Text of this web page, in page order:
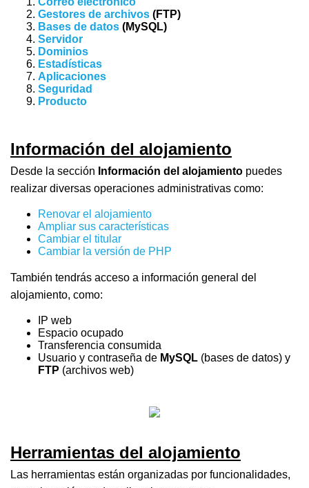
Gestores de archivos (FTP)
Bases de datos (MySQL)
Servidor
Dominios
Estadísticas
Aplicaciones
Seguridad
Producto
Información del alojamiento
Desde la sección Información del alojamiento puedes
realizar diversas operaciones administrativas como:
Renovar el alojamiento
Ampliar sus características
Cambiar el titular
Cambiar la versión de PHP
También tendrás acceso a información general del
alojamiento, como:
IP web
Espacio ocupado
Transferencia consumida
Usuario y contraseña de MySQL (bases de datos) y
FTP (archivos web)
Herramientas del alojamiento
Las herramientas están organizadas por funcionalidades,